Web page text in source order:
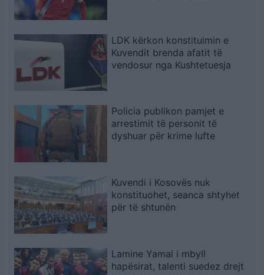
LDK kërkon konstituimin e
Kuvendit brenda afatit të
vendosur nga Kushtetuesja
Policia publikon pamjet e
arrestimit të personit të
dyshuar për krime lufte
Kuvendi i Kosovës nuk
konstituohet, seanca shtyhet
për të shtunën
Lamine Yamal i mbyll
hapësirat, talenti suedez drejt